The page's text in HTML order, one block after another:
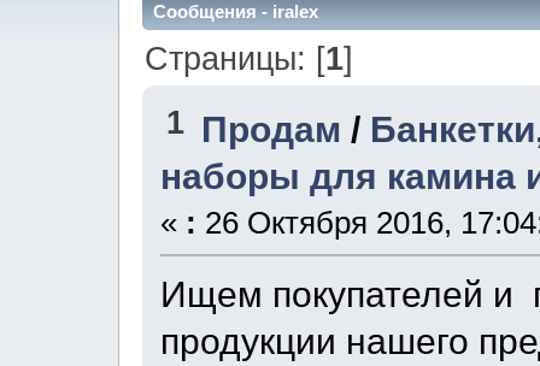
Сообщения - iralex
Страницы: [1]
1 Продам /
наборы для камина
« : 26 Октября 2016,
Ищем покупателей и
продукции нашего